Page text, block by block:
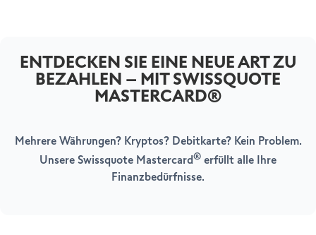
ENTDECKEN SIE EINE NEUE ART ZU
BEZAHLEN – MIT SWISSQUOTE
MASTERCARD®
Mehrere Währungen? Kryptos? Debitkarte? Kein Problem.
Unsere Swissquote Mastercard® erfüllt alle Ihre
Finanzbedürfnisse.
LOSLEGEN
HILFE & SUPPORT
Kundenservice
Rechtliche Hinweise & Dokumente
Über uns
Leadership